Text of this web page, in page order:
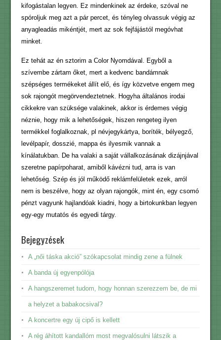
kifogástalan legyen. Ez mindenkinek az érdeke, szóval ne
spóroljuk meg azt a pár percet, és tényleg olvassuk végig az
anyagleadás mikéntjét, mert az sok fejfájástól megóvhat
minket.
Ez tehát az én sztorim a Color Nyomdával. Egyből a
szívembe zártam őket, mert a kedvenc bandámnak
szépséges termékeket állít elő, és így közvetve engem meg
sok rajongót megörvendeztetnek. Hogyha általános irodai
cikkekre van szüksége valakinek, akkor is érdemes végig
néznie, hogy mik a lehetőségek, hiszen rengeteg ilyen
termékkel foglalkoznak, pl névjegykártya, boríték, bélyegző,
levélpapír, dosszié, mappa és ilyesmik vannak a
kínálatukban. De ha valaki a saját vállalkozásának dizájnjával
szeretne papírpoharat, amiből kávézni tud, arra is van
lehetőség. Szép és jól működő reklámfelületek ezek, arról
nem is beszélve, hogy az olyan rajongók, mint én, egy csomó
pénzt vagyunk hajlandóak kiadni, hogy a birtokunkban legyen
egy-egy mutatós és egyedi tárgy.
Bejegyzések
A „női táska akció” szókapcsolat mindig zene a fülnek
A banda új egyenpólója
A hangszeremet tudom, hogy honnan szerezzem be, de mi
a helyzet a babakocsival?
A koncertre egy új cipő is kellett
A rég áhított kandallóm most megvalósulni látszik a